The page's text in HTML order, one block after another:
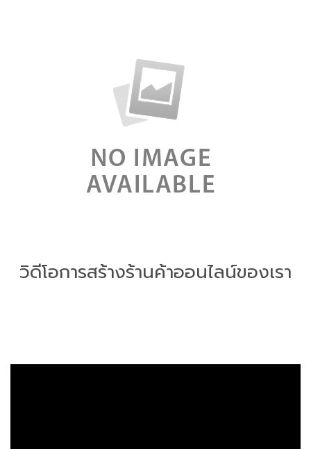
วิดีโอการสร้างร้านค้าออนไลน์ของเรา